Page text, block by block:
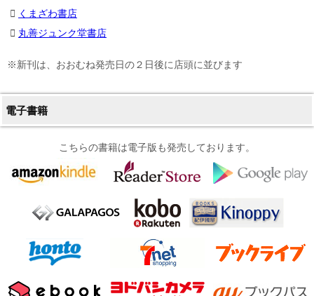
くまざわ書店
丸善ジュンク堂書店
※新刊は、おおむね発売日の２日後に店頭に並びます
電子書籍
こちらの書籍は電子版も発売しております。